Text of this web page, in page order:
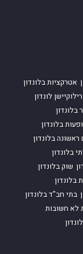
אטרקציות בלונדון
רילוקיישן לונדון
בלונדון
בלונדון
בלונדון
בלונדון
שוק בלונדון
בלונדון
בתי חב"ד בלונדון
לא חשובות